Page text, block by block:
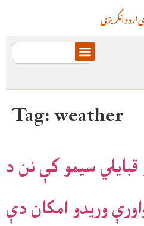
انگریزیاردو
Tag:weather
قبایلي سیمو کې نن د
وریدو امکان دې